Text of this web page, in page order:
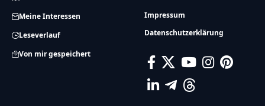
Meine Interessen
Leseverlauf
Von mir gespeichert
Impressum
Datenschutzerklärung